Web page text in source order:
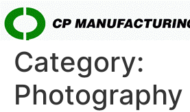
Category:
Photography